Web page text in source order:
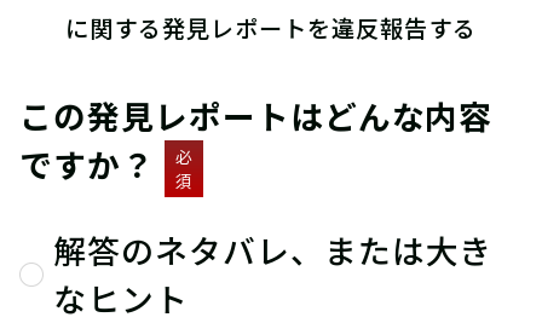
に関する発見レポートを違反報告する
この発見レポートはどんな内容
ですか？
必
須
解答のネタバレ、または大き
なヒント